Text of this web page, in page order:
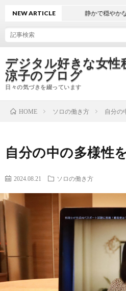
デジタル好きな女性
涼子のブログ
日々の気づきを綴っています
NEW ARTICLE 静かで穏やかな日
HOME ソロの働き方 自分の
自分の中の多様性
2024.08.21 ソロの働き方